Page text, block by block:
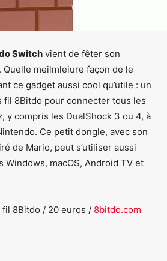
Switch vient de fêter son
meilmleiure façon de le
ce gadget aussi cool qu’utile : un
fil 8Bitdo pour connecter tous les
y compris les DualShock 3 ou 4, à
Ce petit dongle, avec son
de Mario, peut s’utiliser aussi
Windows, macOS, Android TV et
fil 8Bitdo / 20 euros / 8bitdo.com